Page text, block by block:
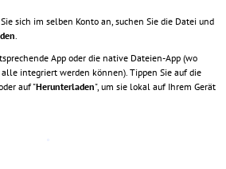
sich im selben Konto an, suchen Sie die Datei und
.
App oder die native Dateien-App (wo
integriert werden können). Tippen Sie auf die
auf "Herunterladen", um sie lokal auf Ihrem Gerät